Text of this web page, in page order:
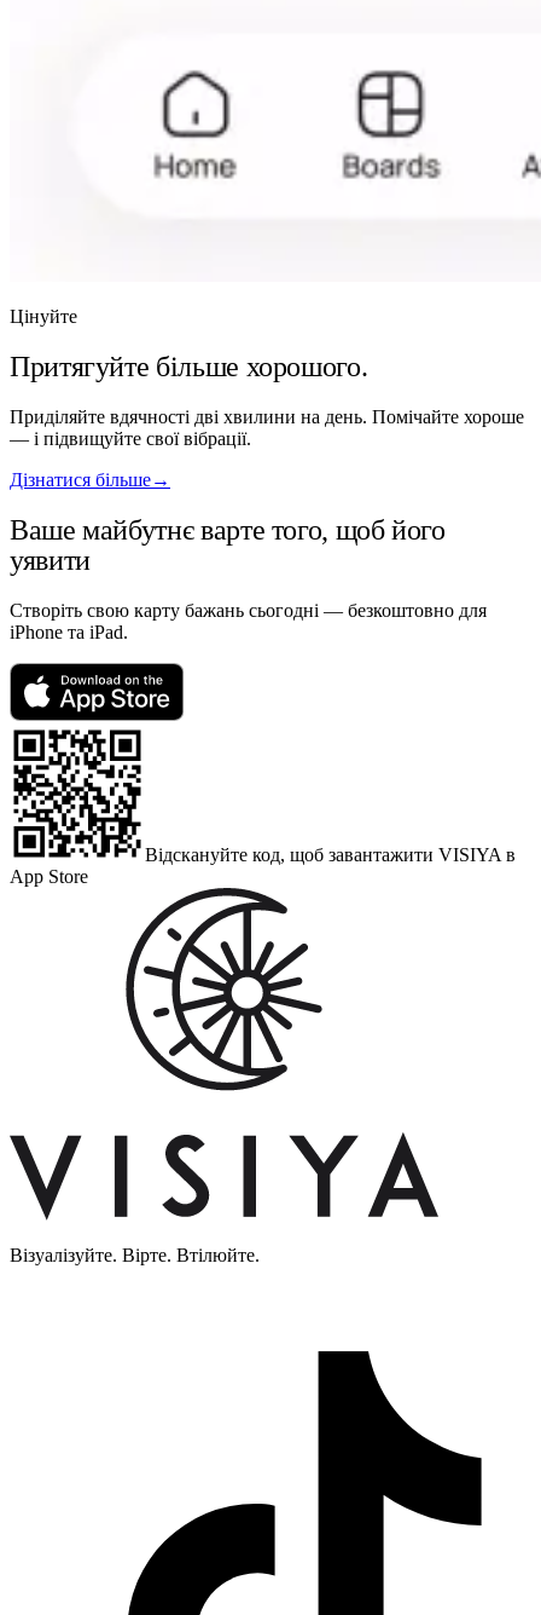
Цінуйте
Притягуйте більше хорошого.
Приділяйте вдячності дві хвилини на день. Помічайте хороше
— і підвищуйте свої вібрації.
Дізнатися більше→
Ваше майбутнє варте того, щоб його
уявити
Створіть свою карту бажань сьогодні — безкоштовно для
iPhone та iPad.
Відскануйте код, щоб завантажити VISIYA в
App Store
Візуалізуйте. Вірте. Втілюйте.